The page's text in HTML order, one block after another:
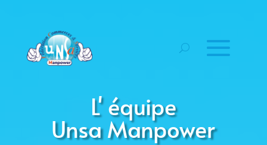
L' équipe
Unsa Manpower